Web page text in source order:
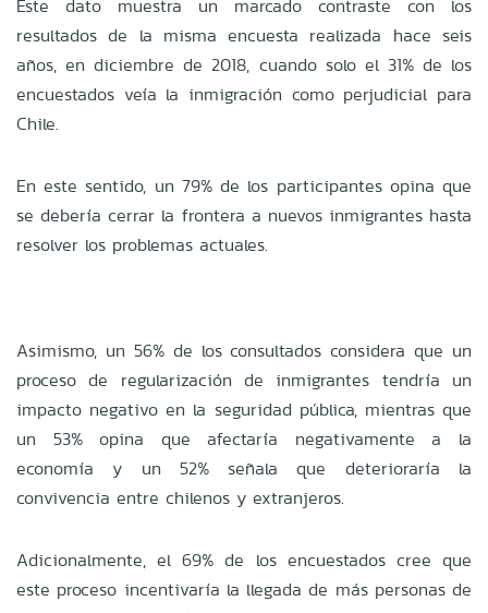
Este dato muestra un marcado contraste con los
resultados de la misma encuesta realizada hace seis
años, en diciembre de 2018, cuando solo el 31% de los
encuestados veía la inmigración como perjudicial para
Chile.
En este sentido, un 79% de los participantes opina que
se debería cerrar la frontera a nuevos inmigrantes hasta
resolver los problemas actuales.
Asimismo, un 56% de los consultados considera que un
proceso de regularización de inmigrantes tendría un
impacto negativo en la seguridad pública, mientras que
un 53% opina que afectaría negativamente a la
economía y un 52% señala que deterioraría la
convivencia entre chilenos y extranjeros.
Adicionalmente, el 69% de los encuestados cree que
este proceso incentivaría la llegada de más personas de